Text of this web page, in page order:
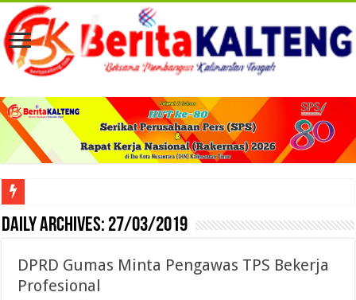
Viral! Selama Dua Bulan Lebih Siltap Serta Tunjangan Pemdes dan BPD di
Daily Archives: 27/03/2019
DPRD Gumas Minta Pengawas TPS Bekerja
Profesional